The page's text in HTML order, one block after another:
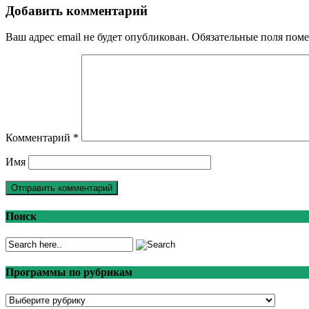
Добавить комментарий
Ваш адрес email не будет опубликован. Обязательные поля
Комментарий *
Имя
Поиск
Программы по рубрикам
Программы